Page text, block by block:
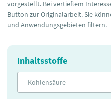
vorgestellt. Bei vertieftem
Button zur Originalarbeit. Sie
und Anwendungsgebieten filtern.
Inhaltsstoffe
Kohlensäure